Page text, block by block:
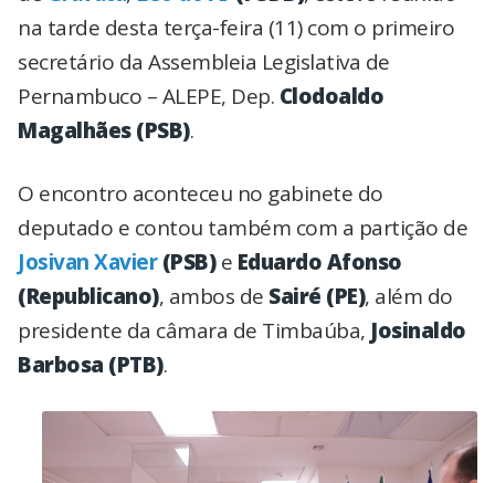
na tarde desta terça-feira (11) com o primeiro
secretário da Assembleia Legislativa de
Pernambuco – ALEPE, Dep. Clodoaldo
Magalhães (PSB).
O encontro aconteceu no gabinete do
deputado e contou também com a partição de
Josivan Xavier(PSB)e Eduardo Afonso
(Republicano), ambos de Sairé (PE), além do
presidente da câmara de Timbaúba, Josinaldo
Barbosa (PTB).